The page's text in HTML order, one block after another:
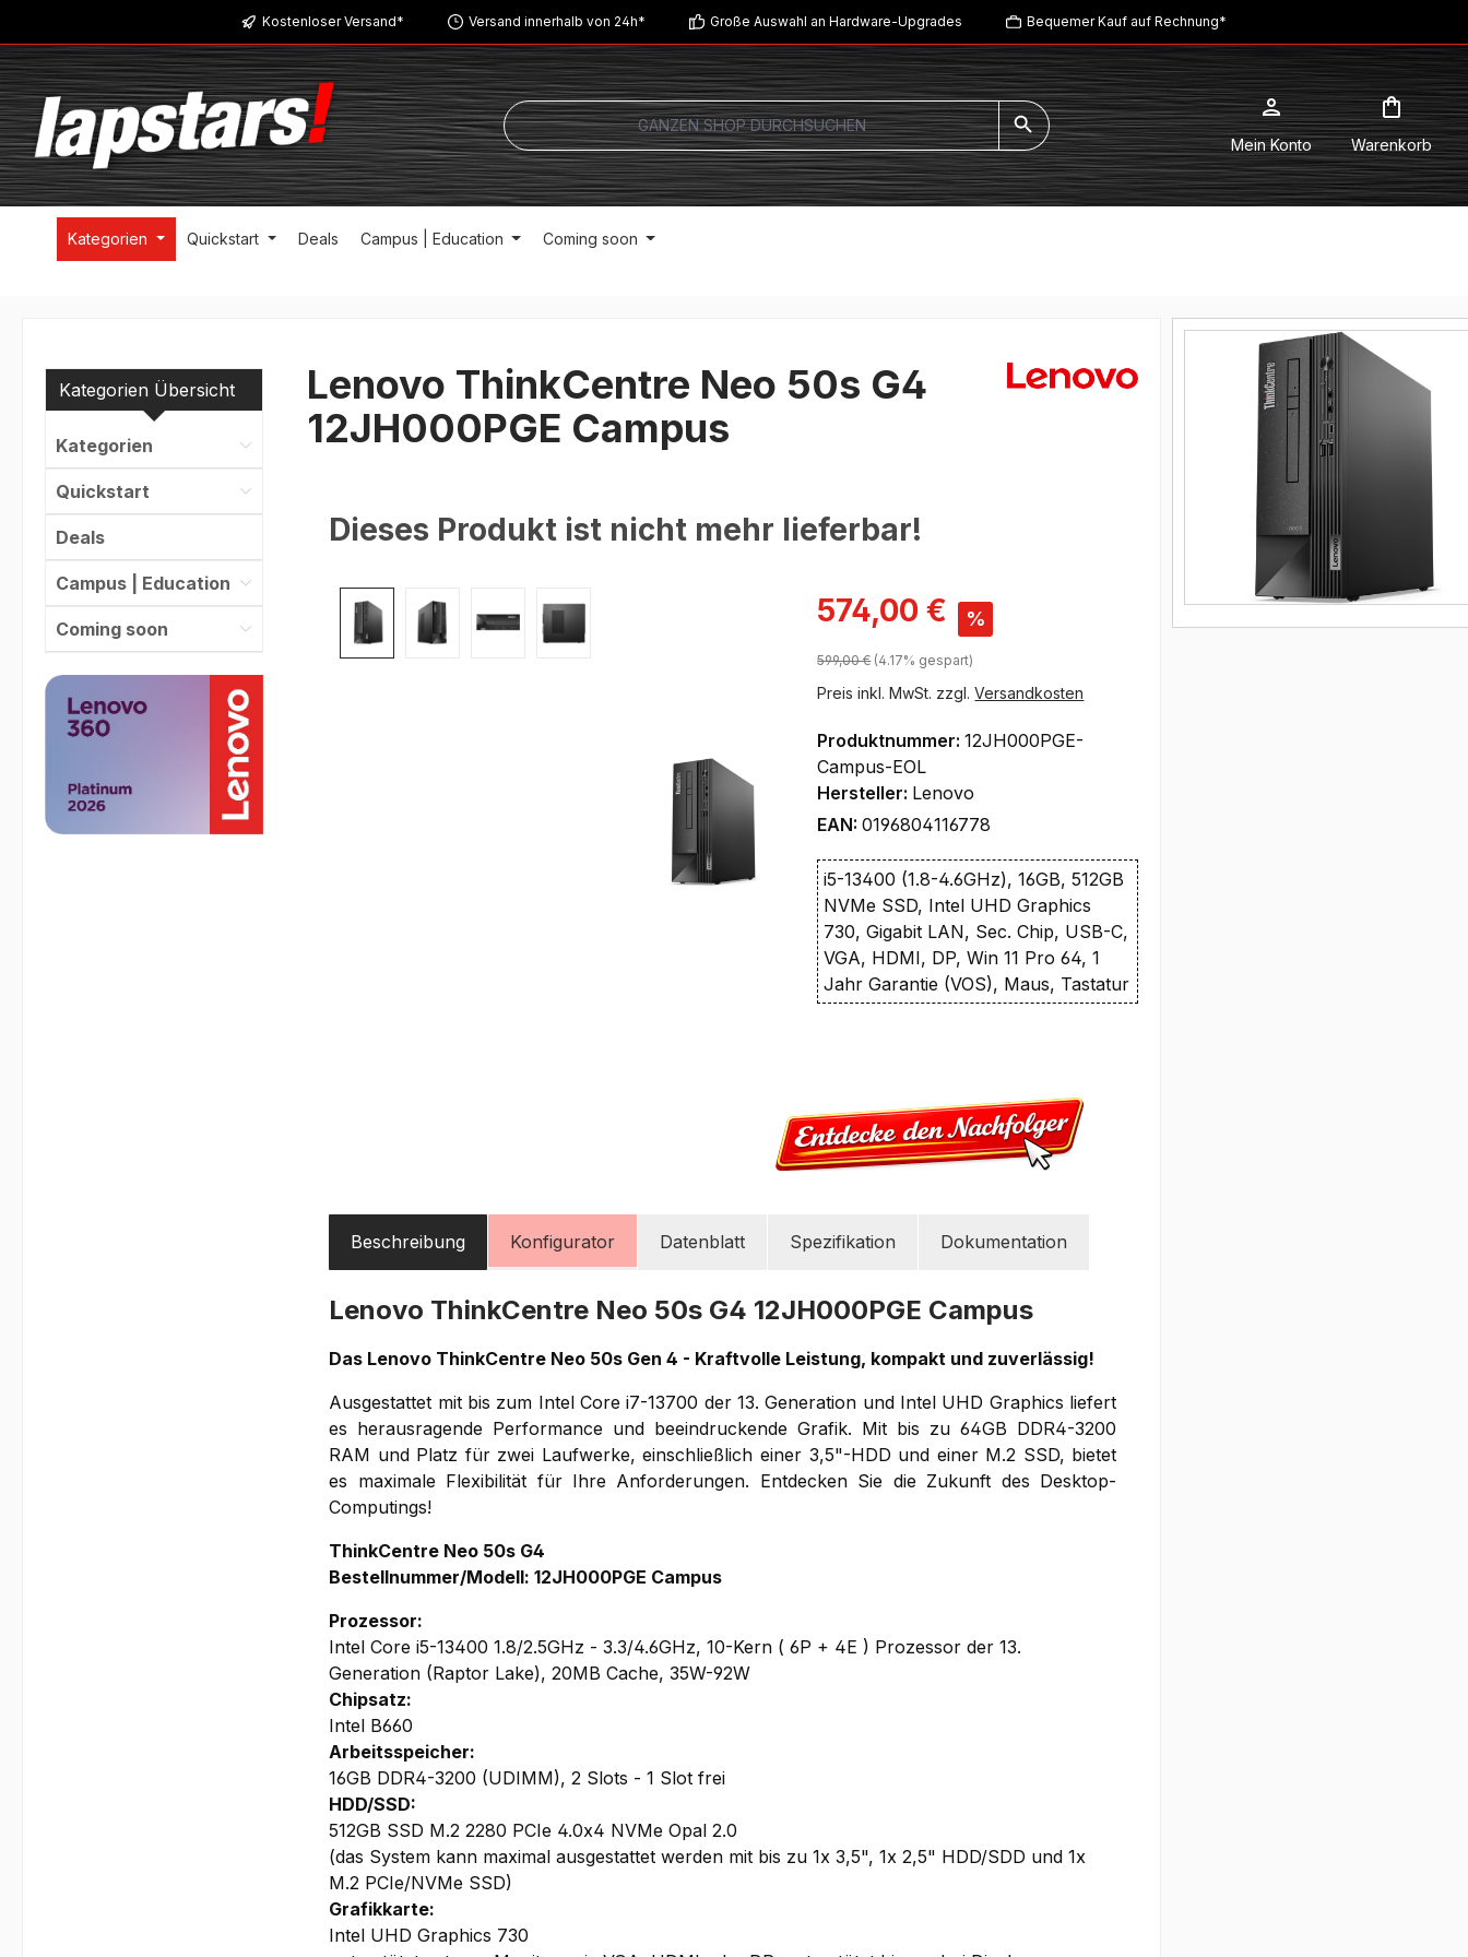
Zur Hauptnavigation springenKostenloser Versand* Versand innerhalb von 24h* Große Auswahl an Hardware-Upgrades Bequemer Kauf auf Rechnung*
Mein Konto Warenkorb
Kategorien Quickstart Deals Campus | Education Coming soon
Kategorien Übersicht
Kategorien
Quickstart
Deals
Campus | Education
Coming soon
Lenovo ThinkCentre Neo 50s G4
12JH000PGE Campus
Dieses Produkt ist nicht mehr lieferbar!
Bildergalerie überspringen Verkaufspreis:
574,00 € %
Regulärer Preis:
599,00 € (4.17% gespart)
Preis inkl. MwSt. zzgl.Versandkosten
Produktnummer:12JH000PGE-
Campus-EOL
Hersteller: Lenovo
EAN:0196804116778
i5-13400 (1.8-4.6GHz), 16GB, 512GB
NVMe SSD, Intel UHD Graphics
730, Gigabit LAN, Sec. Chip, USB-C,
VGA, HDMI, DP, Win 11 Pro 64, 1
Jahr Garantie (VOS), Maus, Tastatur
Beschreibung Konfigurator Datenblatt Spezifikation Dokumentation
Lenovo ThinkCentre Neo 50s G4 12JH000PGE Campus
Das Lenovo ThinkCentre Neo 50s Gen 4 - Kraftvolle Leistung, kompakt und zuverlässig!
Ausgestattet mit bis zum Intel Core i7-13700 der 13. Generation und Intel UHD Graphics liefert
es herausragende Performance und beeindruckende Grafik. Mit bis zu 64GB DDR4-3200
RAM und Platz für zwei Laufwerke, einschließlich einer 3,5"-HDD und einer M.2 SSD, bietet
es maximale Flexibilität für Ihre Anforderungen. Entdecken Sie die Zukunft des Desktop-
Computings!
ThinkCentre Neo 50s G4
Bestellnummer/Modell: 12JH000PGE Campus
Prozessor:
Intel Core i5-13400 1.8/2.5GHz - 3.3/4.6GHz, 10-Kern ( 6P + 4E ) Prozessor der 13.
Generation (Raptor Lake), 20MB Cache, 35W-92W
Chipsatz:
Intel B660
Arbeitsspeicher:
16GB DDR4-3200 (UDIMM), 2 Slots - 1 Slot frei
HDD/SSD:
512GB SSD M.2 2280 PCIe 4.0x4 NVMe Opal 2.0
(das System kann maximal ausgestattet werden mit bis zu 1x 3,5", 1x 2,5" HDD/SDD und 1x
M.2 PCIe/NVMe SSD)
Grafikkarte:
Intel UHD Graphics 730